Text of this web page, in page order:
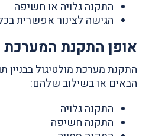
התקנה גלויה או חשיפה
הגישה לצינור אפשרית
אופן התקנת המערכת
התקנת מערכת מולטיגול בבניין
הבאים או בשילוב שלהם:
התקנה גלויה
התקנה חשיפה